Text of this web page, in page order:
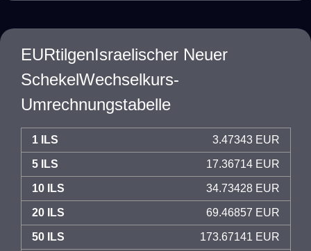
EURtilgenIsraelischer Neuer
SchekelWechselkurs-
Umrechnungstabelle
1 ILS 3.47343 EUR
5 ILS 17.36714 EUR
10 ILS 34.73428 EUR
20 ILS 69.46857 EUR
50 ILS 173.67141 EUR